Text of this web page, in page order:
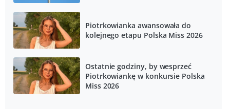
Piotrkowianka awansowała do
kolejnego etapu Polska Miss 2026
Ostatnie godziny, by wesprzeć
Piotrkowiankę w konkursie Polska
Miss 2026